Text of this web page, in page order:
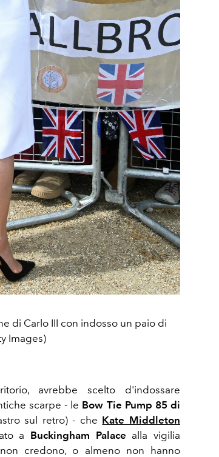
di Carlo III con indosso un paio di
Images)
avrebbe scelto d'indossare
scarpe - le Bow Tie Pump 85 di
sul retro) - che Kate Middleton
a Buckingham Palace alla vigilia
credono, o almeno non hanno